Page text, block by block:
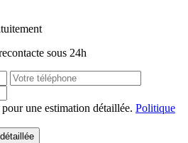
sous 24h
une estimation détaillée. Politique